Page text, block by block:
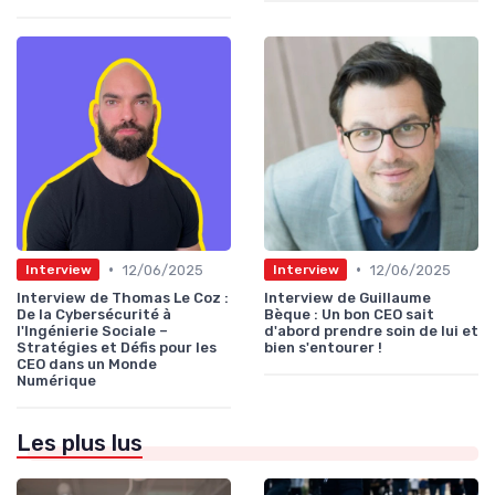
Interview • 12/06/2025
Interview de Thomas Le Coz :
De la Cybersécurité à
l'Ingénierie Sociale –
Stratégies et Défis pour les
CEO dans un Monde
Numérique
Interview • 12/06/2025
Interview de Guillaume
Bèque : Un bon CEO sait
d'abord prendre soin de lui et
bien s'entourer !
Les plus lus